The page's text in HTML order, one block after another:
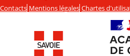
Contacts Mentions légales Chartes